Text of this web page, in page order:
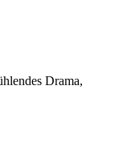
Drama,